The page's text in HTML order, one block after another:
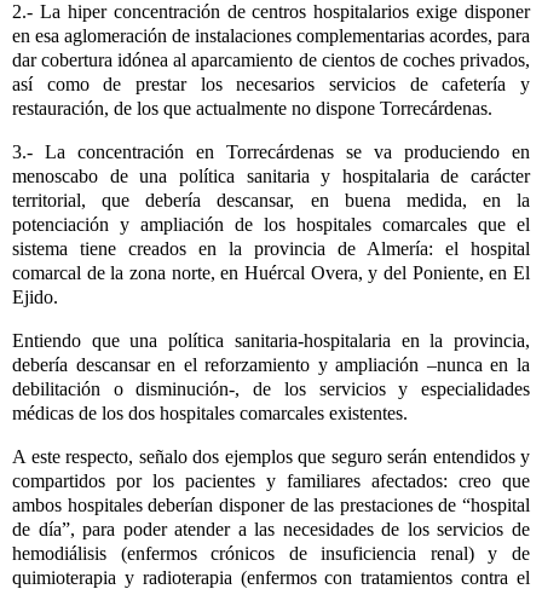
2.- La hiper concentración de centros hospitalarios exige disponer
en esa aglomeración de instalaciones complementarias acordes, para
dar cobertura idónea al aparcamiento de cientos de coches privados,
así como de prestar los necesarios servicios de cafetería y
restauración, de los que actualmente no dispone Torrecárdenas.
3.- La concentración en Torrecárdenas se va produciendo en
menoscabo de una política sanitaria y hospitalaria de carácter
territorial, que debería descansar, en buena medida, en la
potenciación y ampliación de los hospitales comarcales que el
sistema tiene creados en la provincia de Almería: el hospital
comarcal de la zona norte, en Huércal Overa, y del Poniente, en El
Ejido.
Entiendo que una política sanitaria-hospitalaria en la provincia,
debería descansar en el reforzamiento y ampliación –nunca en la
debilitación o disminución-, de los servicios y especialidades
médicas de los dos hospitales comarcales existentes.
A este respecto, señalo dos ejemplos que seguro serán entendidos y
compartidos por los pacientes y familiares afectados: creo que
ambos hospitales deberían disponer de las prestaciones de “hospital
de día”, para poder atender a las necesidades de los servicios de
hemodiálisis (enfermos crónicos de insuficiencia renal) y de
quimioterapia y radioterapia (enfermos con tratamientos contra el